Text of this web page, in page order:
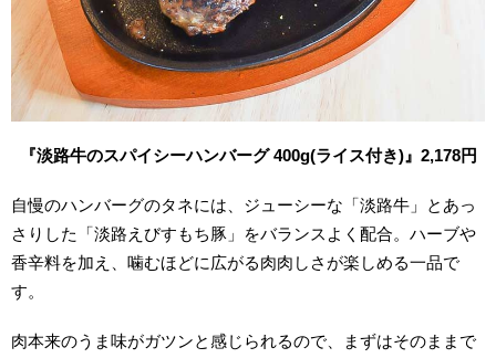
『淡路牛のスパイシーハンバーグ 400g(ライス付き)』2,178円
自慢のハンバーグのタネには、ジューシーな「淡路牛」とあっ
さりした「淡路えびすもち豚」をバランスよく配合。ハーブや
香辛料を加え、噛むほどに広がる肉肉しさが楽しめる一品で
す。
肉本来のうま味がガツンと感じられるので、まずはそのままで